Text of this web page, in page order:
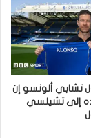
تشابي ألونسو إن
إلى تشيلسي